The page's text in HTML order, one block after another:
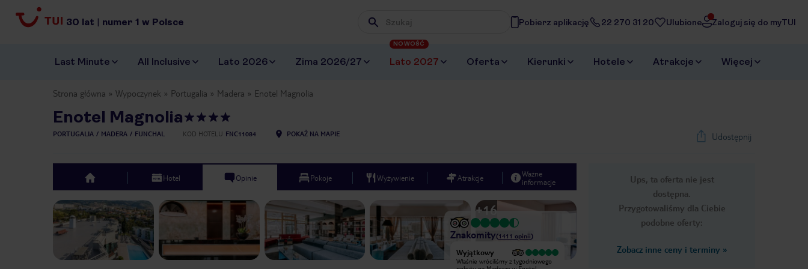
30 lat | numer 1 w Polsce Wpisz frazę, której szukasz
Pobierz aplikację 22 270 31 20 Ulubione Zaloguj się do myTUI
Last Minute All Inclusive Lato 2026 Zima 2026/27 Lato 2027
NOWOŚĆ
Oferta Kierunki Hotele Atrakcje Więcej
Strona główna Wypoczynek Portugalia Madera Enotel Magnolia
Enotel Magnolia
PORTUGALIA MADERA FUNCHAL KOD HOTELU FNC11084 POKAŻ NA MAPIE Udostępnij
Ups, ta oferta nie jest
dostępna.
Przygotowaliśmy dla Ciebie
podobne oferty:
Zobacz inne ceny i terminy »
top Hotel Opinie Pokoje Wyżywienie Atrakcje
Ważne
informacje
Previous slide Next slide
1/22
+16
Znakomity(1411 opinii)
Bardzo dobry
Hotel bardzo dobry , bardzo czysty ,
Wyjątkowy
Właśnie wróciliśmy z tygodniowego
Wyjątkowy